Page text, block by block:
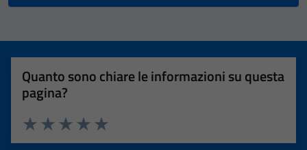
Quanto sono chiare le informazioni su questa
pagina?
Valuta 5 stelle su 5
Valuta 4 stelle su 5
Valuta 3 stelle su 5
Valuta 2 stelle su 5
Valuta 1 stelle su 5